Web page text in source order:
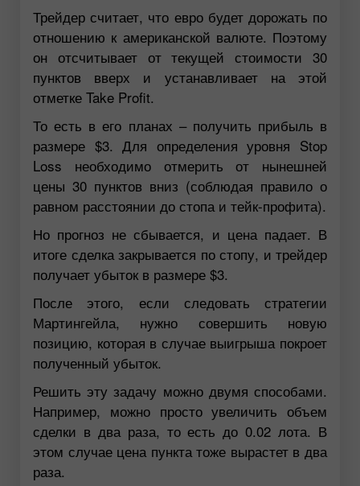
Трейдер считает, что евро будет дорожать по
отношению к американской валюте. Поэтому
он отсчитывает от текущей стоимости 30
пунктов вверх и устанавливает на этой
отметке Take Profit.
То есть в его планах – получить прибыль в
размере $3. Для определения уровня Stop
Loss необходимо отмерить от нынешней
цены 30 пунктов вниз (соблюдая правило о
равном расстоянии до стопа и тейк-профита).
Но прогноз не сбывается, и цена падает. В
итоге сделка закрывается по стопу, и трейдер
получает убыток в размере $3.
После этого, если следовать стратегии
Мартингейла, нужно совершить новую
позицию, которая в случае выигрыша покроет
полученный убыток.
Решить эту задачу можно двумя способами.
Например, можно просто увеличить объем
сделки в два раза, то есть до 0.02 лота. В
этом случае цена пункта тоже вырастет в два
раза.